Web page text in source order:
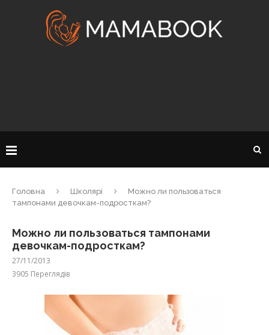
Головна Школярі
Можно ли пользоваться
тампонами девочкам-подросткам?
Можно ли пользоваться тампонами
девочкам-подросткам?
27/11/2013
3905 Переглядів